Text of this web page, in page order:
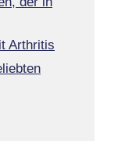
Arthritis